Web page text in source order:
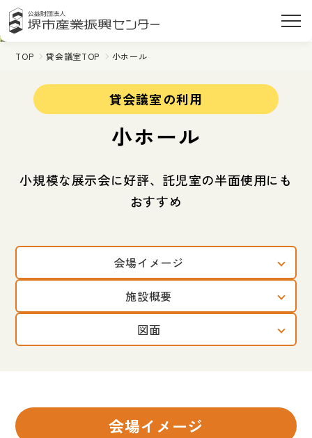
TOP 貸会議室TOP 小ホール
貸会議室の利用
小ホール
小規模な展示会に好評、託児室の半面使用にも
おすすめ
会場イメージ
施設概要
図面
会場イメージ